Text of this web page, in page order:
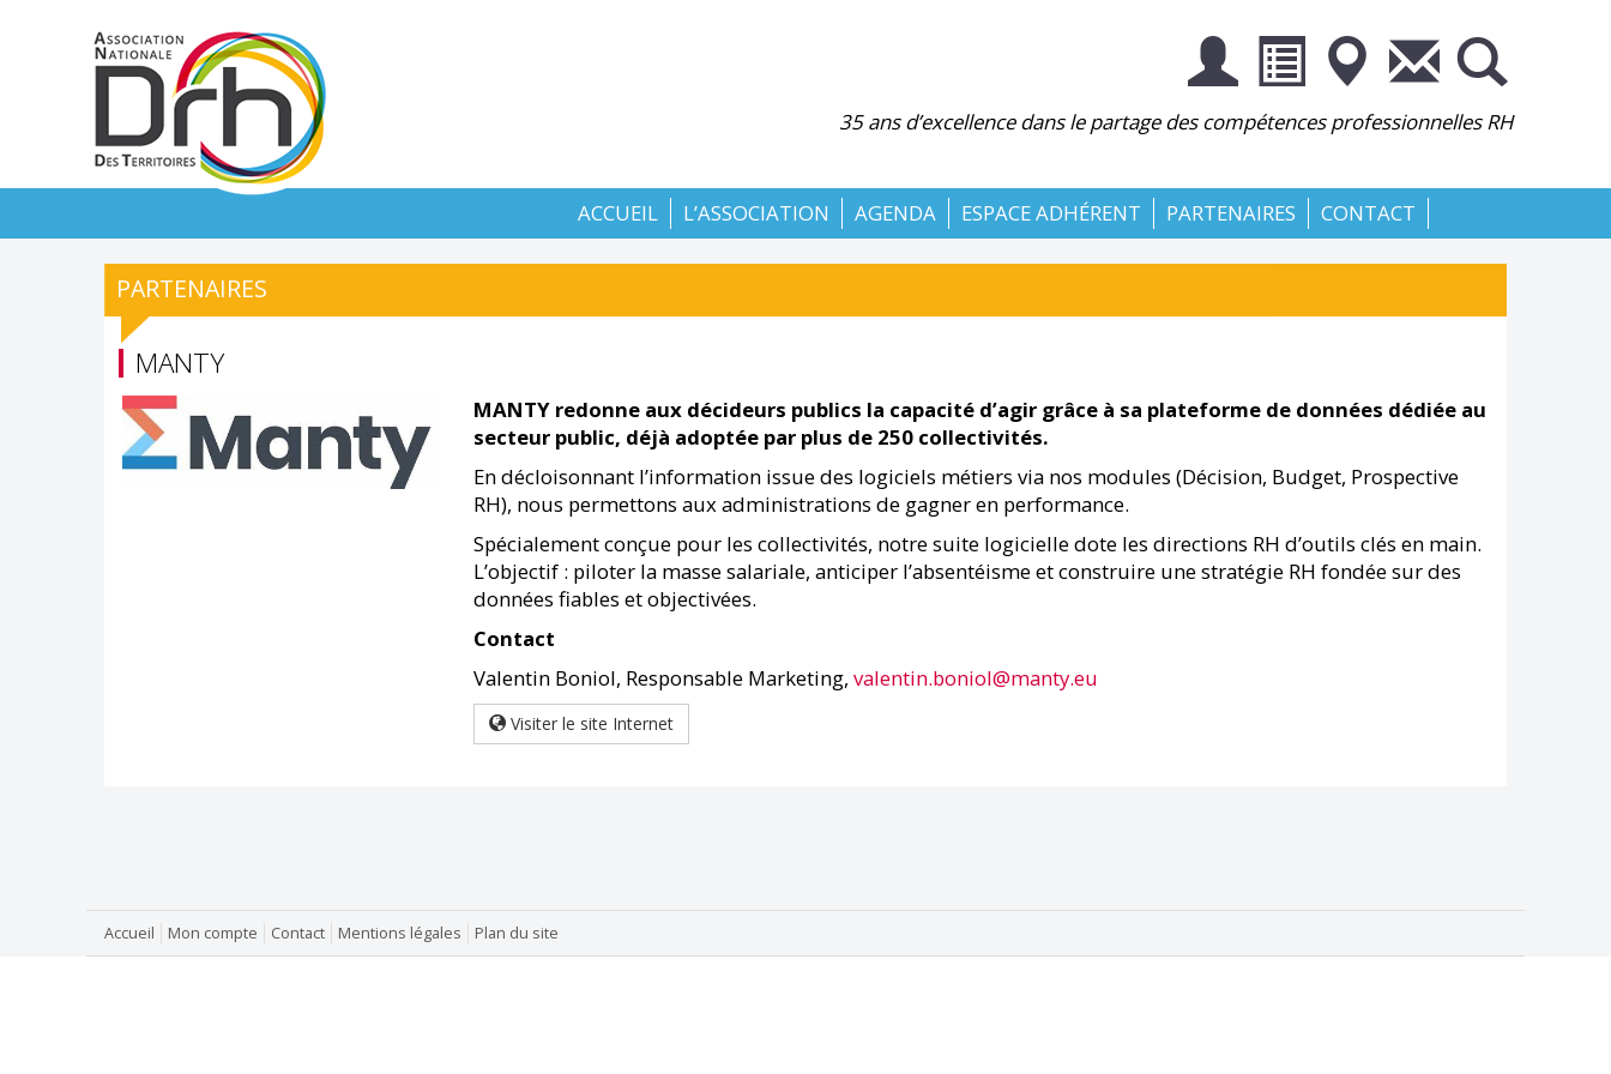
35 ans d’excellence dans le partage des compétences professionnelles RH
ACCUEIL L’ASSOCIATION AGENDA ESPACE ADHÉRENT PARTENAIRES CONTACT
PARTENAIRES
MANTY
MANTY redonne aux décideurs publics la capacité d’agir grâce à sa plateforme de données dédiée au
secteur public, déjà adoptée par plus de 250 collectivités.
En décloisonnant l’information issue des logiciels métiers via nos modules (Décision, Budget, Prospective
RH), nous permettons aux administrations de gagner en performance.
Spécialement conçue pour les collectivités, notre suite logicielle dote les directions RH d’outils clés en main.
L’objectif : piloter la masse salariale, anticiper l’absentéisme et construire une stratégie RH fondée sur des
données fiables et objectivées.
Contact
Valentin Boniol, Responsable Marketing, valentin.boniol@manty.eu
Visiter le site Internet
Accueil Mon compte Contact Mentions légales Plan du site